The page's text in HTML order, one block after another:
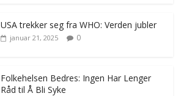
USA trekker seg fra WHO: Verden jubler
januar 21, 2025 0
Folkehelsen Bedres: Ingen Har Lenger
Råd til Å Bli Syke